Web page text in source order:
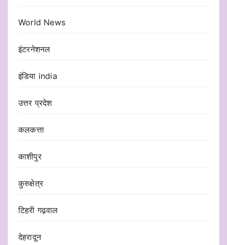
World News
इंटरनेशनल
इंडिया india
उत्तर प्रदेश
कलकत्ता
काशीपुर
कुरुक्षेत्र
टिहरी गढ़वाल
देहरादून